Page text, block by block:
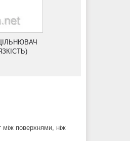
між поверхнями, ніж